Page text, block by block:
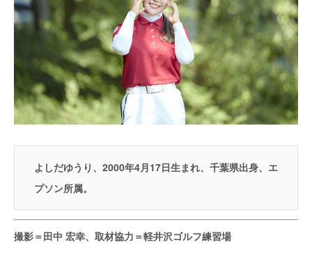
よしだゆうり、2000年4月17日生まれ、千葉県出身、エ
プソン所属。
撮影＝田中 宏幸、取材協力＝軽井沢ゴルフ練習場